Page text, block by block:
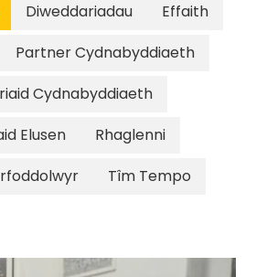
Diweddariadau
Effaith
Partner Cydnabyddiaeth
Cydnabyddiaeth
Elusen
Rhaglenni
Tîm Tempo